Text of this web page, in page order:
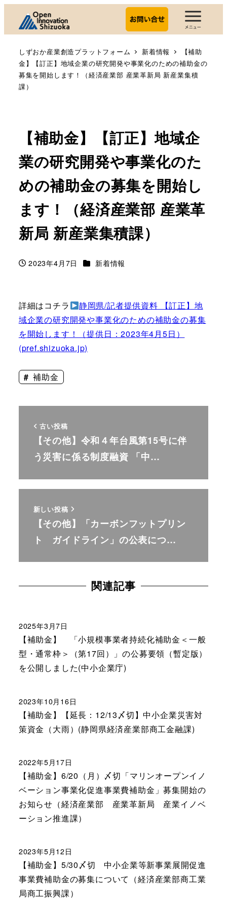
しずおか産業創造プラットフォーム 新着情報
【補助
金】【訂正】地域企業の研究開発や事業化のための補助金の
募集を開始します！（経済産業部 産業革新局 新産業集積
課）
【補助金】【訂正】地域企
業の研究開発や事業化のた
めの補助金の募集を開始し
ます！（経済産業部 産業革
新局 新産業集積課）
投稿日
2023年4月7日 カテゴリー
新着情報
詳細はコチラ
静岡県/記者提供資料 【訂正】地
域企業の研究開発や事業化のための補助金の募集
を開始します！（提供日：2023年4月5日）
(pref.shizuoka.jp)
補助金
古い投稿
【その他】令和４年台風第15号に伴
う災害に係る制度融資 「中…
新しい投稿
【その他】「カーボンフットプリン
ト ガイドライン」の公表につ…
関連記事
【補助金】 「小規模事業者持続化補助金＜一般
型・通常枠＞（第17回）」の公募要領（暫定版）
を公開しました(中小企業庁)
2025年3月7日
【補助金】【延長：12/13〆切】中小企業災害対
策資金（大雨）(静岡県経済産業部商工金融課)
2023年10月16日
【補助金】6/20（月）〆切「マリンオープンイノ
ベーション事業化促進事業費補助金」募集開始の
お知らせ（経済産業部 産業革新局 産業イノベ
ーション推進課）
2022年5月17日
【補助金】5/30〆切 中小企業等新事業展開促進
事業費補助金の募集について（経済産業部商工業
局商工振興課）
2023年5月12日